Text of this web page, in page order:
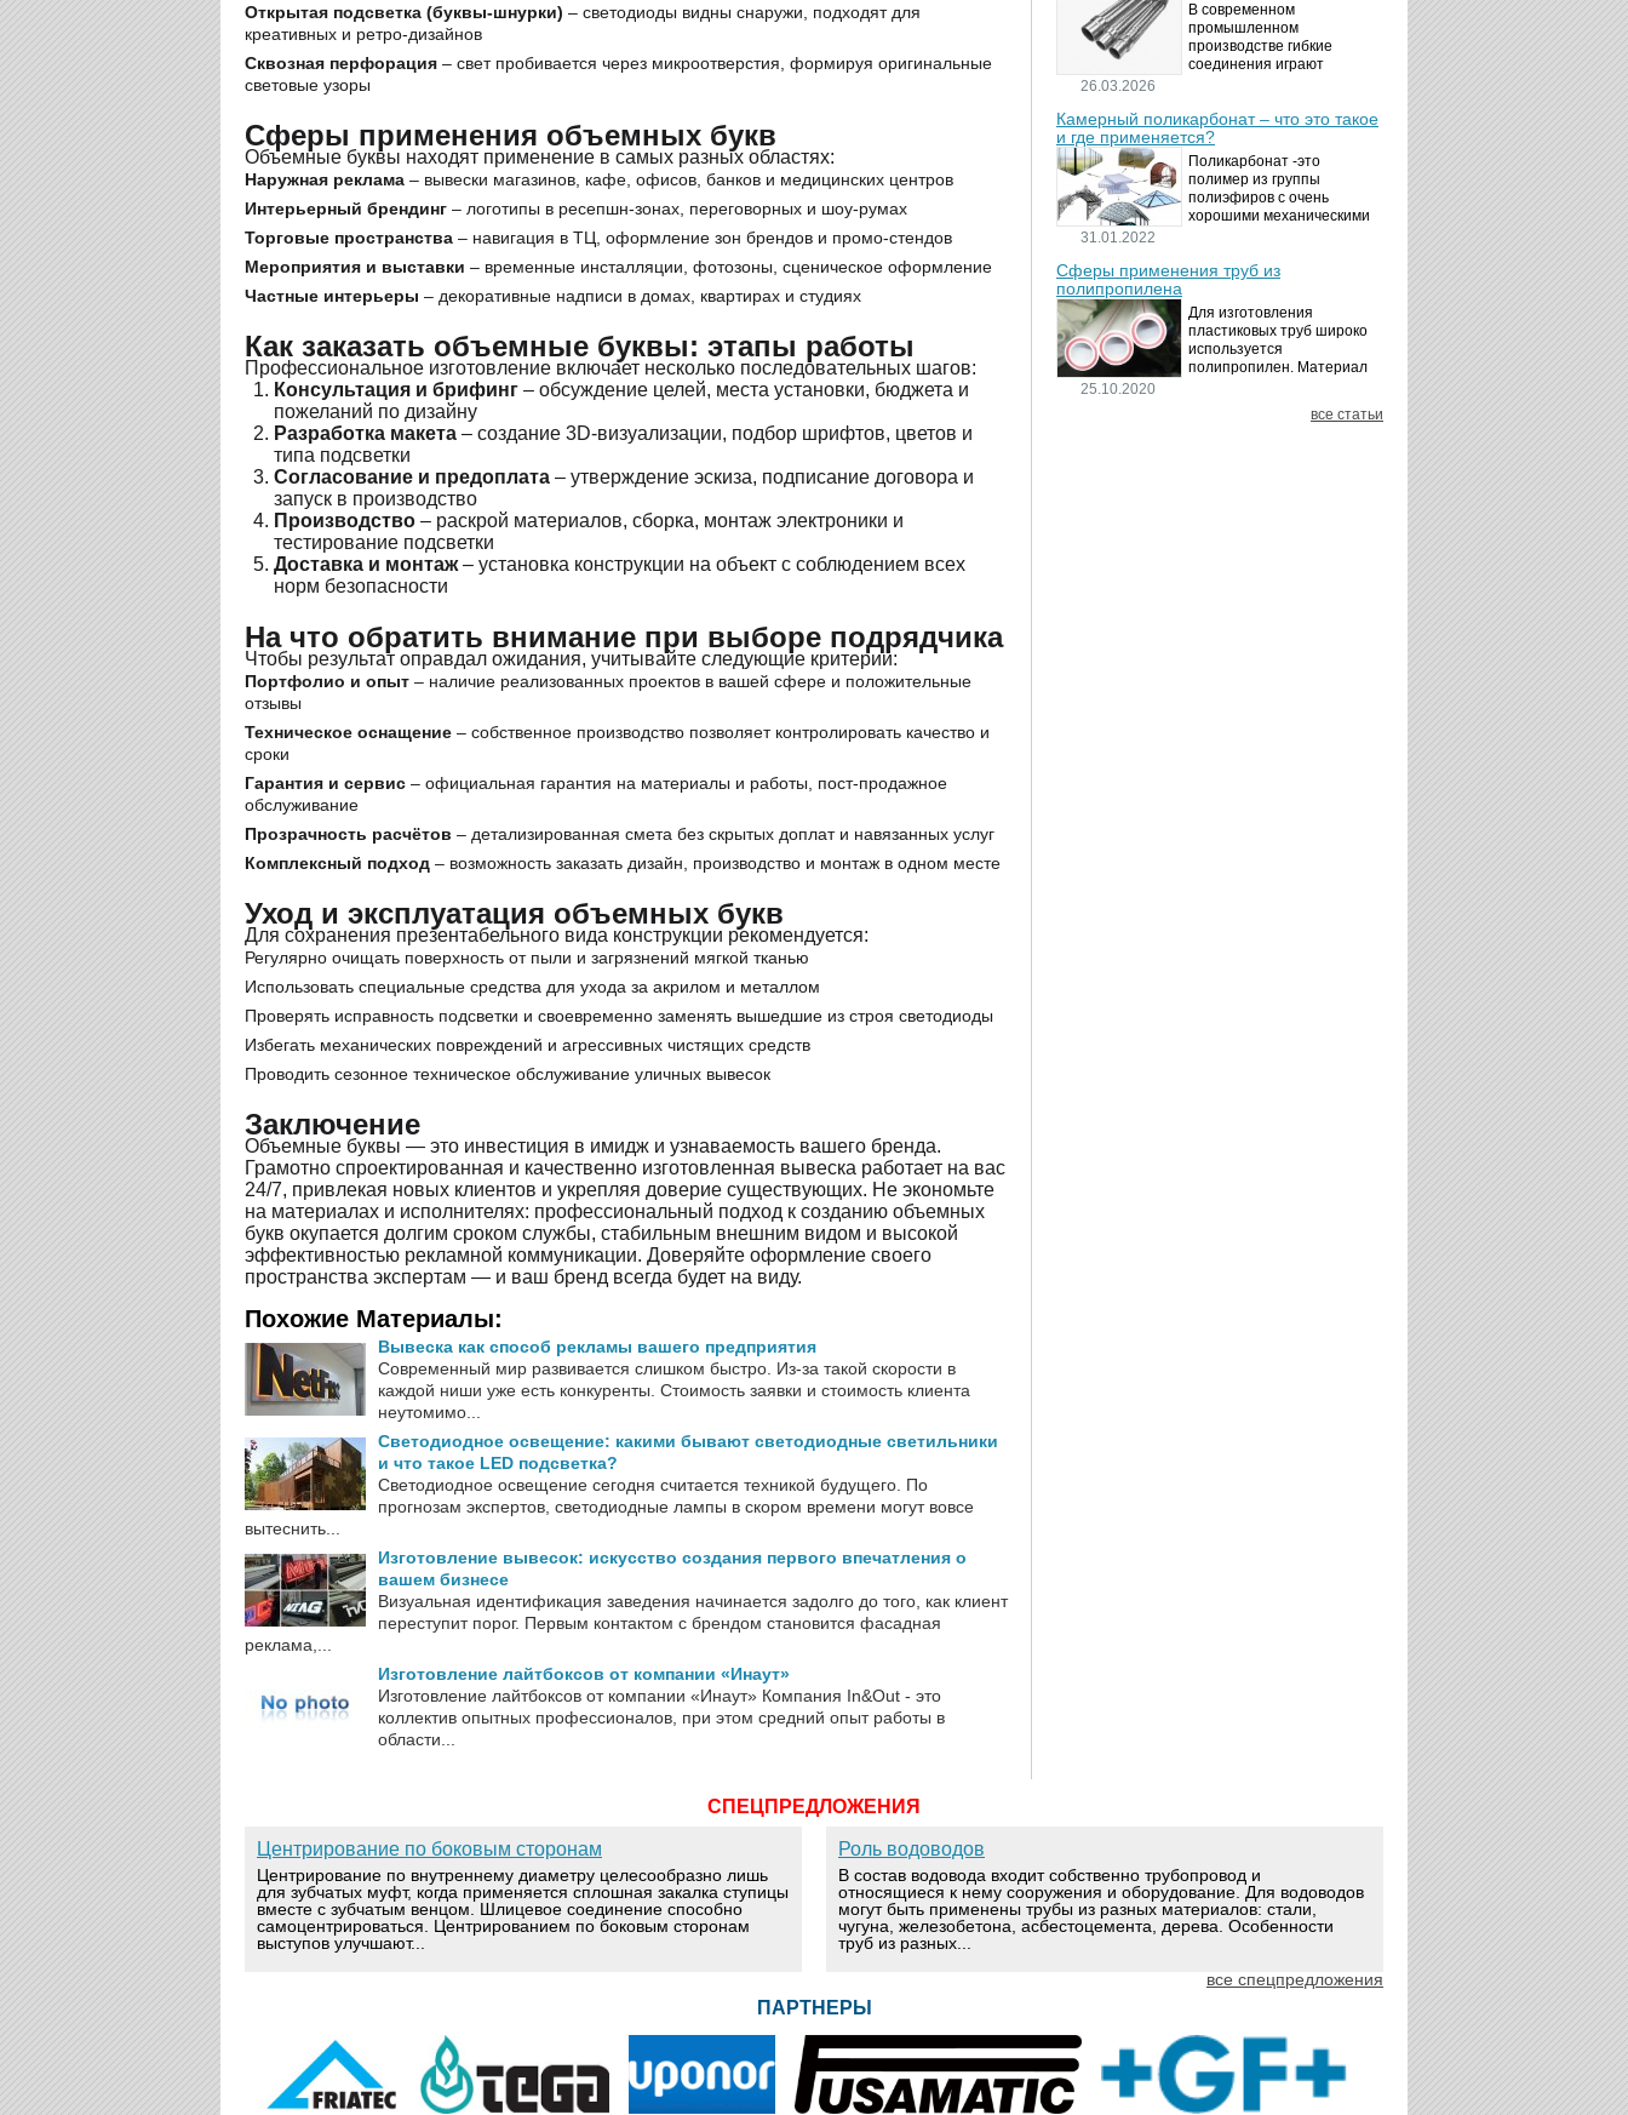
Открытая подсветка (буквы-шнурки) – светодиоды видны снаружи, подходят для
креативных и ретро-дизайнов
Сквозная перфорация – свет пробивается через микроотверстия, формируя оригинальные
световые узоры
Сферы применения объемных букв
Объемные буквы находят применение в самых разных областях:
Наружная реклама – вывески магазинов, кафе, офисов, банков и медицинских центров
Интерьерный брендинг – логотипы в ресепшн-зонах, переговорных и шоу-румах
Торговые пространства – навигация в ТЦ, оформление зон брендов и промо-стендов
Мероприятия и выставки – временные инсталляции, фотозоны, сценическое оформление
Частные интерьеры – декоративные надписи в домах, квартирах и студиях
Как заказать объемные буквы: этапы работы
Профессиональное изготовление включает несколько последовательных шагов:
Консультация и брифинг – обсуждение целей, места установки, бюджета и
пожеланий по дизайну
Разработка макета – создание 3D-визуализации, подбор шрифтов, цветов и
типа подсветки
Согласование и предоплата – утверждение эскиза, подписание договора и
запуск в производство
Производство – раскрой материалов, сборка, монтаж электроники и
тестирование подсветки
Доставка и монтаж– установка конструкции на объект с соблюдением всех
норм безопасности
На что обратить внимание при выборе подрядчика
Чтобы результат оправдал ожидания, учитывайте следующие критерии:
Портфолио и опыт – наличие реализованных проектов в вашей сфере и положительные
отзывы
Техническое оснащение – собственное производство позволяет контролировать качество и
сроки
Гарантия и сервис – официальная гарантия на материалы и работы, пост-продажное
обслуживание
Прозрачность расчётов – детализированная смета без скрытых доплат и навязанных услуг
Комплексный подход – возможность заказать дизайн, производство и монтаж в одном месте
Уход и эксплуатация объемных букв
Для сохранения презентабельного вида конструкции рекомендуется:
Регулярно очищать поверхность от пыли и загрязнений мягкой тканью
Использовать специальные средства для ухода за акрилом и металлом
Проверять исправность подсветки и своевременно заменять вышедшие из строя светодиоды
Избегать механических повреждений и агрессивных чистящих средств
Проводить сезонное техническое обслуживание уличных вывесок
Заключение
Объемные буквы — это инвестиция в имидж и узнаваемость вашего бренда.
Грамотно спроектированная и качественно изготовленная вывеска работает на вас
24/7, привлекая новых клиентов и укрепляя доверие существующих. Не экономьте
на материалах и исполнителях: профессиональный подход к созданию объемных
букв окупается долгим сроком службы, стабильным внешним видом и высокой
эффективностью рекламной коммуникации. Доверяйте оформление своего
пространства экспертам — и ваш бренд всегда будет на виду.
Похожие Материалы:
Вывеска как способ рекламы вашего предприятия
Современный мир развивается слишком быстро. Из-за такой скорости в
каждой ниши уже есть конкуренты. Стоимость заявки и стоимость клиента
неутомимо...
Светодиодное освещение: какими бывают светодиодные светильники
и что такое LED подсветка?
Светодиодное освещение сегодня считается техникой будущего. По
прогнозам экспертов, светодиодные лампы в скором времени могут вовсе
вытеснить...
Изготовление вывесок: искусство создания первого впечатления о
вашем бизнесе
Визуальная идентификация заведения начинается задолго до того, как клиент
переступит порог. Первым контактом с брендом становится фасадная
реклама,...
Изготовление лайтбоксов от компании «Инаут»
Изготовление лайтбоксов от компании «Инаут» Компания In&Out - это
коллектив опытных профессионалов, при этом средний опыт работы в
области...
26.03.2026
В современном
промышленном
производстве гибкие
соединения играют
безопасности
технологических процессов.
Металлорукава
представляют собой
универсальные...
Камерный поликарбонат – что это такое
и где применяется?
31.01.2022
Поликарбонат -это
полимер из группы
полиэфиров с очень
хорошими механическими
аморфный, с хорошей
высокой прозрачностью
материал идеально
подходит для...
Сферы применения труб из
полипропилена
25.10.2020
Для изготовления
пластиковых труб широко
используется
полипропилен. Материал
невосприимчив к коррозии,
все статьи
СПЕЦПРЕДЛОЖЕНИЯ
Центрирование по боковым сторонам
Центрирование по внутреннему диаметру целесообразно лишь
для зубчатых муфт, когда применяется сплошная закалка ступицы
вместе с зубчатым венцом. Шлицевое соединение способно
самоцентрироваться. Центрированием по боковым сторонам
выступов улучшают...
Роль водоводов
В состав водовода входит собственно трубопровод и
относящиеся к нему сооружения и оборудование. Для водоводов
могут быть применены трубы из разных материалов: стали,
чугуна, железобетона, асбестоцемента, дерева. Особенности
труб из разных...
все спецпредложения
ПАРТНЕРЫ